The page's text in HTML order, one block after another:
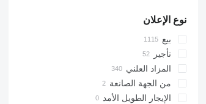
نوع الإعلان
بيع
تأجير
المزاد العلني
من الجهة الصانعة
الإيجار الطويل الأمد